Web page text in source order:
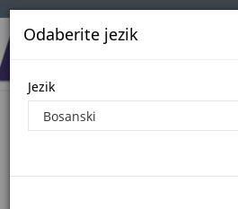
Odaberite jezik
Jezik
PRIVREDNO PRAVO
- 3 izmijenjeno i